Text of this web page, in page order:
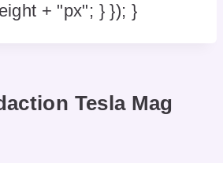
+ "px"; } }); }
Tesla Mag